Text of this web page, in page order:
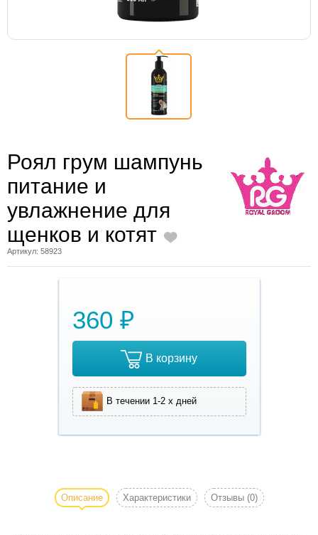
Роял грум шампунь
питание и
увлажнение для
щенков и котят
Артикул: 58923
360 ₽
В корзину
В течении 1-2 х дней
для щенков и
Содержит только
Описание Характеристики Отзывы (0)